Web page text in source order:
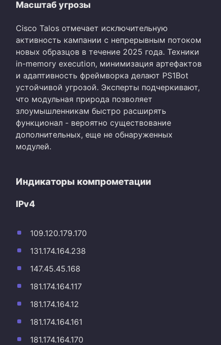
Масштаб угрозы
Cisco Talos отмечает исключительную
активность кампании с непрерывным потоком
новых образцов в течение 2025 года. Техники
in-memory execution, минимизация артефактов
и адаптивность фреймворка делают PS1Bot
устойчивой угрозой. Эксперты подчеркивают,
что модульная природа позволяет
злоумышленникам быстро расширять
функционал - вероятно существование
дополнительных, еще не обнаруженных
модулей.
Индикаторы компрометации
IPv4
109.120.179.170
131.174.164.238
147.45.45.168
181.174.164.117
181.174.164.12
181.174.164.161
181.174.164.170